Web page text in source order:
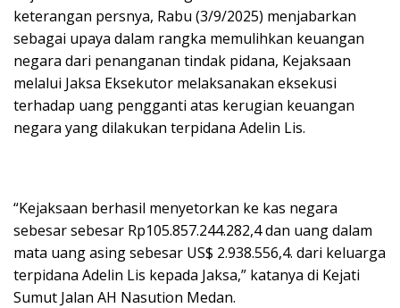
keterangan persnya, Rabu (3/9/2025) menjabarkan
sebagai upaya dalam rangka memulihkan keuangan
negara dari penanganan tindak pidana, Kejaksaan
melalui Jaksa Eksekutor melaksanakan eksekusi
terhadap uang pengganti atas kerugian keuangan
negara yang dilakukan terpidana Adelin Lis.
“Kejaksaan berhasil menyetorkan ke kas negara
sebesar sebesar Rp105.857.244.282,4 dan uang dalam
mata uang asing sebesar US$ 2.938.556,4. dari keluarga
terpidana Adelin Lis kepada Jaksa,” katanya di Kejati
Sumut Jalan AH Nasution Medan.